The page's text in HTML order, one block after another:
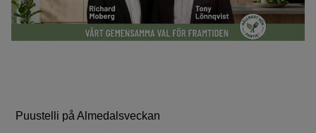
Puustelli på Almedalsveckan